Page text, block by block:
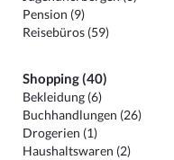
Pension (9)
Reisebüros (59)
Shopping (40)
Bekleidung (6)
Buchhandlungen (26)
Drogerien (1)
Haushaltswaren (2)